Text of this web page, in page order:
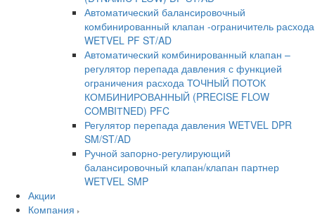
Автоматический балансировочный
комбинированный клапан -ограничитель расхода
WETVEL PF ST/AD
Автоматический комбинированный клапан –
регулятор перепада давления с функцией
ограничения расхода ТОЧНЫЙ ПОТОК
КОМБИНИРОВАННЫЙ (PRECISE FLOW
COMBIТNED) PFC
Регулятор перепада давления WETVEL DPR
SM/ST/AD
Ручной запорно-регулирующий
балансировочный клапан/клапан партнер
WETVEL SMP
Акции
Компания